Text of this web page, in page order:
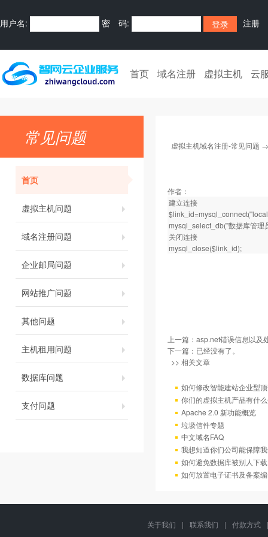
用户名: 密 码: 注册
首页 域名注册 虚拟主机 云
常见问题
首页
虚拟主机问题
域名注册问题
企业邮局问题
网站推广问题
其他问题
主机租用问题
数据库问题
支付问题
虚拟主机域名注册-常见问题
作者：
建立连接
mysql_select_db("数据库管理
关闭连接
mysql_close($link_id);
上一篇： asp.net错误信息以及
下一篇：已经没有了。
>> 相关文章
如何修改智能建站企业型
你们的虚拟主机产品有什
Apache 2.0 新功能概览
垃圾信件专题
中文域名FAQ
我想知道你们公司能保障
如何避免数据库被别人下
如何放置电子证书及备案
关于我们 | 联系我们 | 付款方式
|